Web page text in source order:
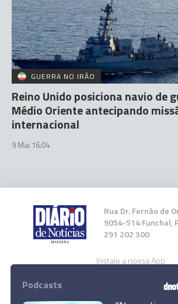
GUERRA NO IRÃO
Reino Unido posiciona navio de
Médio Oriente antecipando
internacional
9 Mai 16:04
Rua Dr. Fernão de
9054-514 Funchal,
291 202 300
Instale a nossa App
Podcasts